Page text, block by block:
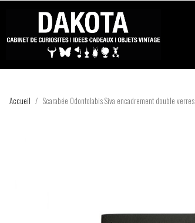
Accueil Scarabée Odontolabis Siva encadrement double verres